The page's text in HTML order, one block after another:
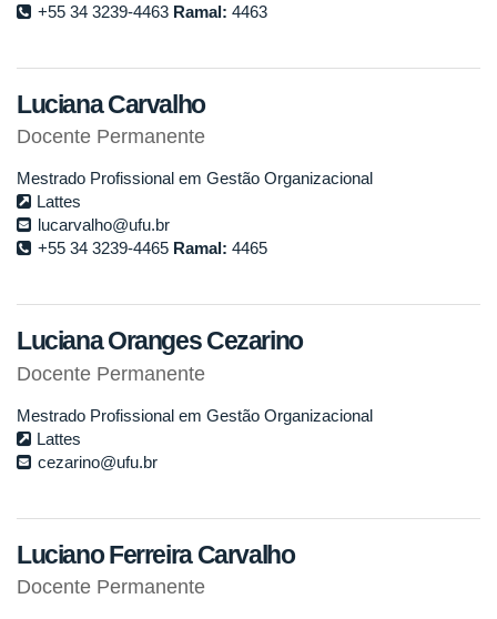
+55 34 3239-4463 Ramal: 4463
Luciana Carvalho
Docente Permanente
Mestrado Profissional em Gestão Organizacional
Lattes
lucarvalho@ufu.br
+55 34 3239-4465 Ramal: 4465
Luciana Oranges Cezarino
Docente Permanente
Mestrado Profissional em Gestão Organizacional
Lattes
cezarino@ufu.br
Luciano Ferreira Carvalho
Docente Permanente